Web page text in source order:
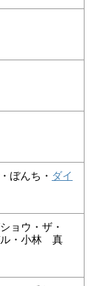
ぼんち・ ダイ
ョウ・ザ・
ル・小林 真